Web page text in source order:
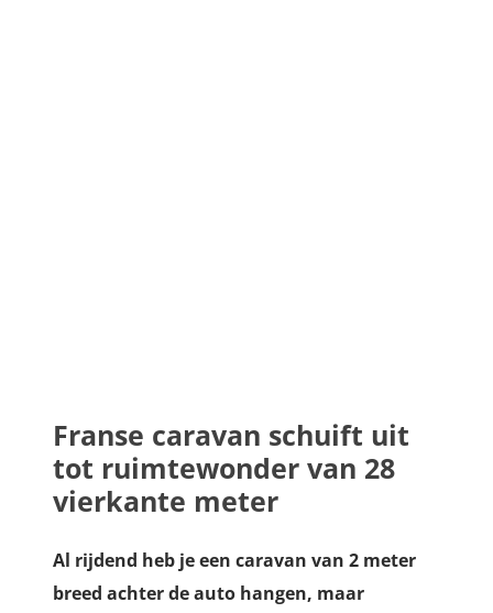
Franse caravan schuift uit
tot ruimtewonder van 28
vierkante meter
Al rijdend heb je een caravan van 2 meter
breed achter de auto hangen, maar